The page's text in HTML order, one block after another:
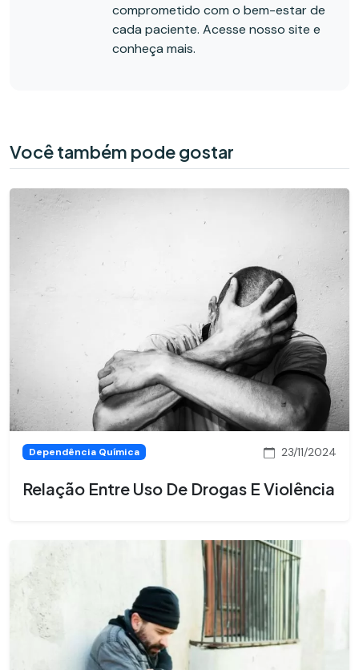
comprometido com o bem-estar de
cada paciente. Acesse nosso site e
conheça mais.
Você também pode gostar
Dependência Química 23/11/2024
Relação Entre Uso De Drogas E Violência